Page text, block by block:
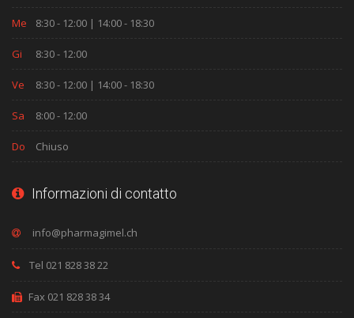
Me 8:30 - 12:00 | 14:00 - 18:30
Gi 8:30 - 12:00
Ve 8:30 - 12:00 | 14:00 - 18:30
Sa 8:00 - 12:00
Do Chiuso
Informazioni di contatto
Tel 021 828 38 22
Fax 021 828 38 34